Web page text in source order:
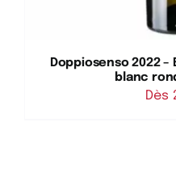
Doppiosenso 2022 –
blanc
Dès